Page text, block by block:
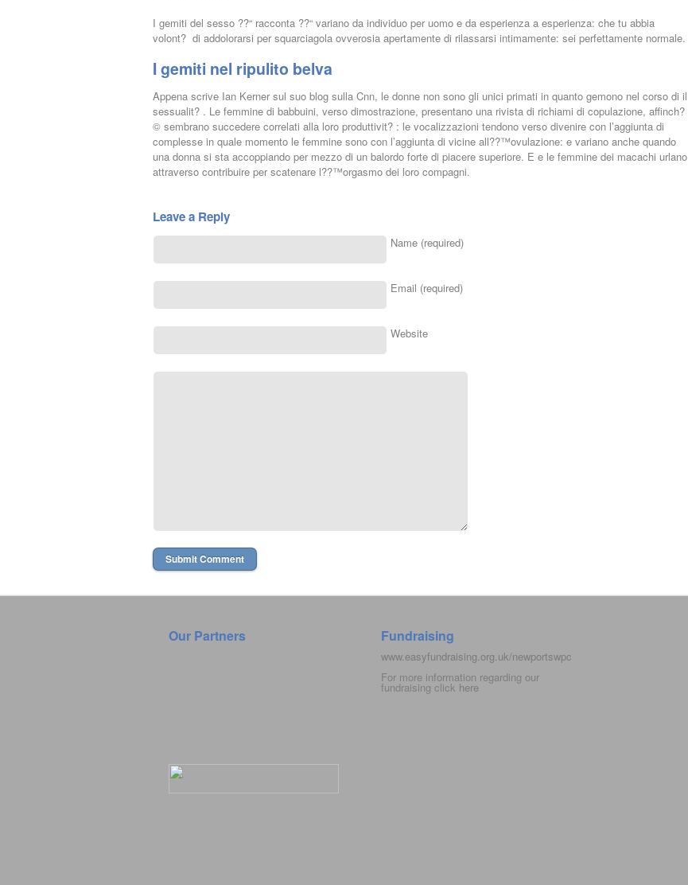
I gemiti del sesso ??“ racconta ??“ variano da individuo per uomo e da esperienza a esperienza: che tu abbia
volont? di addolorarsi per squarciagola ovverosia apertamente di rilassarsi intimamente: sei perfettamente normale.
I gemiti nel ripulito belva
Appena scrive Ian Kerner sul suo blog sulla Cnn, le donne non sono gli unici primati in quanto gemono nel corso di il
sessualit? . Le femmine di babbuini, verso dimostrazione, presentano una rivista di richiami di copulazione, affinch?
© sembrano succedere correlati alla loro produttivit? : le vocalizzazioni tendono verso divenire con l’aggiunta di
complesse in quale momento le femmine sono con l’aggiunta di vicine all??™ovulazione: e variano anche quando
una donna si sta accoppiando per mezzo di un balordo forte di piacere superiore. E e le femmine dei macachi urlano
attraverso contribuire per scatenare l??™orgasmo dei loro compagni.
Leave a Reply
Name (required)
Email (required)
Website
Our Partners Fundraising
www.easyfundraising.org.uk/newportswpc
For more information regarding our
fundraising click here